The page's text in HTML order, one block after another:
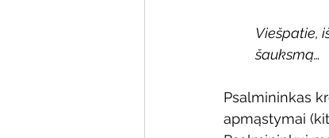
Viešpatie,
šauksmą…
Psalmininkas
apmąstymai